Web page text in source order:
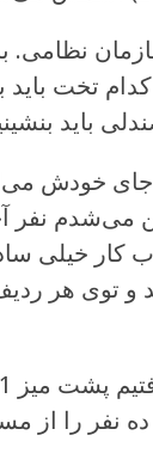
تخت باید
باید
خودش
من می‌شدم
کار خیلی
و توی هر
ما ده نفر